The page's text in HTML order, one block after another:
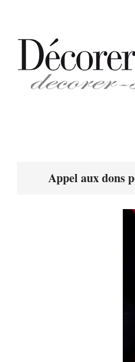
content
Appel aux dons